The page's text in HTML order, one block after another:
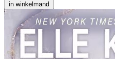
in winkelmand